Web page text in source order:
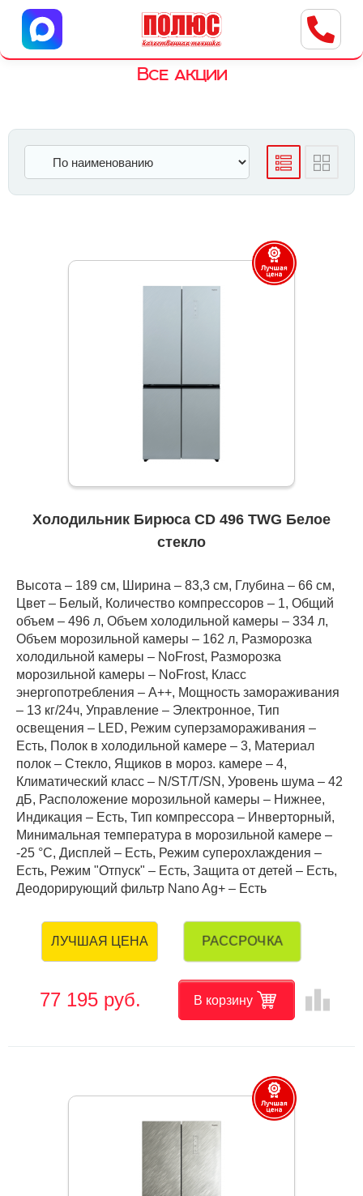
Центр бытовой техники
г. Ульяновск, ул. Пушкарева, 8a
Все акции
Холодильник Бирюса CD 496 TWG Белое
стекло
Высота – 189 см, Ширина – 83,3 см, Глубина – 66 см,
Цвет – Белый, Количество компрессоров – 1, Общий
объем – 496 л, Объем холодильной камеры – 334 л,
Объем морозильной камеры – 162 л, Разморозка
холодильной камеры – NoFrost, Разморозка
морозильной камеры – NoFrost, Класс
энергопотребления – А++, Мощность замораживания
– 13 кг/24ч, Управление – Электронное, Тип
освещения – LED, Режим суперзамораживания –
Есть, Полок в холодильной камере – 3, Материал
полок – Стекло, Ящиков в мороз. камере – 4,
Климатический класс – N/ST/T/SN, Уровень шума – 42
дБ, Расположение морозильной камеры – Нижнее,
Индикация – Есть, Тип компрессора – Инверторный,
Минимальная температура в морозильной камере –
-25 °C, Дисплей – Есть, Режим суперохлаждения –
Есть, Режим "Отпуск" – Есть, Защита от детей – Есть,
Деодорирующий фильтр Nano Ag+ – Есть
ЛУЧШАЯ ЦЕНА РАССРОЧКА
77 195 руб. В корзину leaderboard